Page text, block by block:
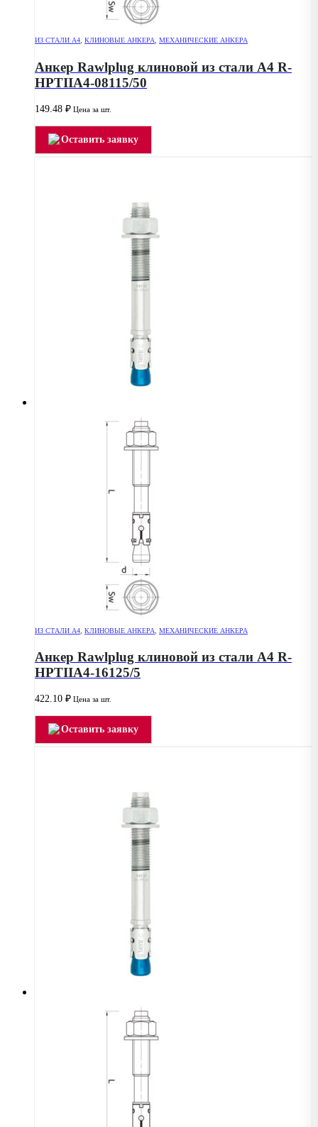
ИЗ СТАЛИ А4, КЛИНОВЫЕ АНКЕРА, МЕХАНИЧЕСКИЕ АНКЕРА
Анкер Rawlplug клиновой из стали А4 R-
HPTIIA4-08115/50
149.48 ₽ Цена за шт.
Оставить заявку
ИЗ СТАЛИ А4 КЛИНОВЫЕ АНКЕРА МЕХАНИЧЕСКИЕ АНКЕРА
Анкер Rawlplug клиновой из стали А4 R-
HPTIIA4-16125/5
422.10 ₽ Цена за шт.
Оставить заявку